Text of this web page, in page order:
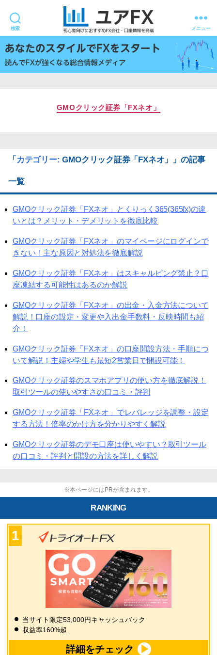
検索
ユ
ア
FX
メニュー
GMOクリック証券「FXネオ」
「 カテゴリー: GMOクリック証券「FXネオ」 」の記事
一覧
GMOクリック証券「FXネオ」とくりっく365(365fx)の違
いとは？メリット・デメリットを徹底比較
GMOクリック証券「FXネオ」のマイページにログインで
きない！主な原因と対処法を徹底解説
GMOクリック証券「FXネオ」はスキャルピング禁止？口
座凍結する可能性はあるのか解説
GMOクリック証券「FXネオ」の出金・入金方法について
解説！口座の設定・変更や入出金手数料・反映時間も紹
介！
GMOクリック証券「FXネオ」の口座開設方法・手順につ
いて解説！主婦や学生も最短2営業日で開設可能！
GMOクリック証券のスマホアプリの使い方を徹底解説！
取引ツールの使いやすさの口コミ・評判
GMOクリック証券「FXネオ」でレバレッジを調整・設定
する方法！倍率のかけ方を分かりやすく解説
GMOクリック証券のデモ口座は使いやすい？取引ツール
の口コミ・評判と開設の方法を詳しく解説
※本ページにはPRが含まれます。
RANKING
当サイト限定53,000円キャッシュバック
収益率160%超
詳細をチェック